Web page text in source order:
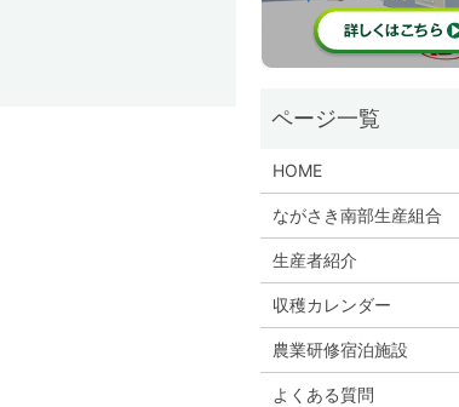
HOME
ながさき南部生産組合
生産者紹介
収穫カレンダー
農業研修宿泊施設
よくある質問